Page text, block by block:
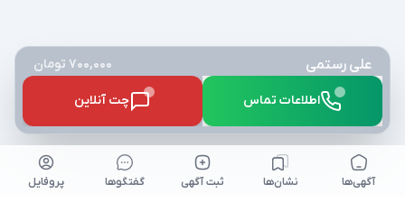
علی رستمی 700,000 تومان
اطلاعات تماس چت آنلاین
آگهی‌ها نشان‌ها ثبت آگهی گفتگو‌ها پروفایل